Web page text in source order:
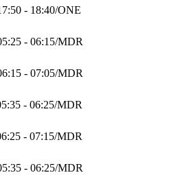
- 18:40/ONE
- 06:15/MDR
- 07:05/MDR
- 06:25/MDR
- 07:15/MDR
- 06:25/MDR